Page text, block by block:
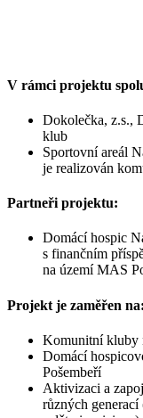
V rámci projektu
Dokolečka, z.s.,
klub
Sportovní areál
je realizován
Partneři projektu:
Domácí hospic
s finančním
na území MAS
Projekt je zaměřen na:
Komunitní kluby
Domácí
Pošembeří
Aktivizaci a
různých